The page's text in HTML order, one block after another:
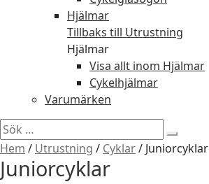
Hjälmar
Tillbaks till Utrustning
Hjälmar
Visa allt inom Hjälmar
Cykelhjälmar
Varumärken
Sök
efter:
Hem / Utrustning / Cyklar/ Juniorcyklar
Juniorcyklar